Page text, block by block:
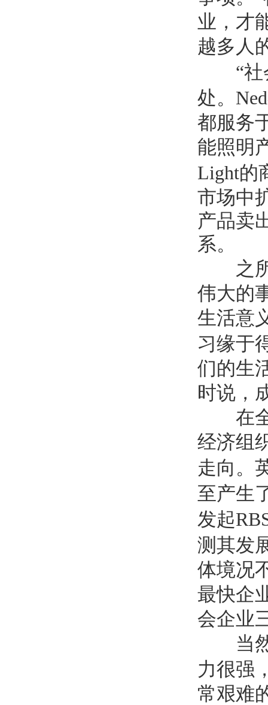
业，才
越多人
“社
处。 Ned
都服务
能照明
Light的
市场中
产品卖
系。
之所
伟大的
生活意
习缘于
们的生
时说，
在全
经济组
走向。
至产生
发起
测其发
体境况
最快企
会企业
当
力很强
常艰难